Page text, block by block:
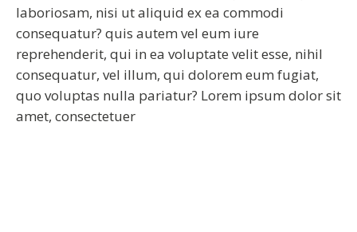
laboriosam, nisi ut aliquid ex ea commodi
consequatur? quis autem vel eum iure
reprehenderit, qui in ea voluptate velit esse, nihil
consequatur, vel illum, qui dolorem eum fugiat,
quo voluptas nulla pariatur? Lorem ipsum dolor sit
amet, consectetuer